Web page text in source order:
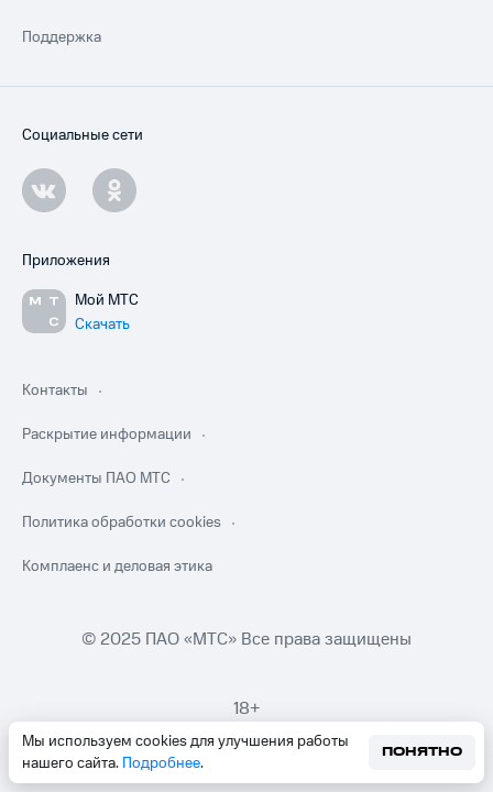
Мы используем cookies для улучшения работы
нашего сайта. Подробнее.
ПОНЯТНО
Поддержка
Социальные сети
Приложения
Мой МТС
Скачать
Контакты
Раскрытие информации
Документы ПАО МТС
Политика обработки cookies
Комплаенс и деловая этика
© 2025 ПАО «МТС» Все права защищены
18+